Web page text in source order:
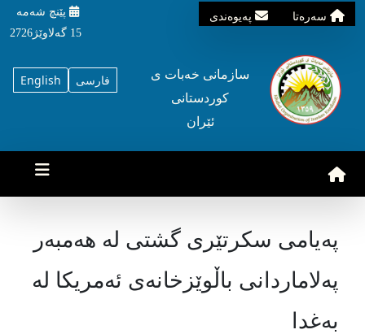
سه‌ره‌تا په‌یوه‌ندی
پێنچ شه‌مه‌
15 گه‌لاوێژ2726
English فارسی
سازمانی خه‌بات ی
کوردستانی
ئێران
په‌یامی سکرتێری گشتی له‌ هه‌مبه‌ر
پەلاماردانی باڵوێزخانەی ئەمریکا لە
بەغدا